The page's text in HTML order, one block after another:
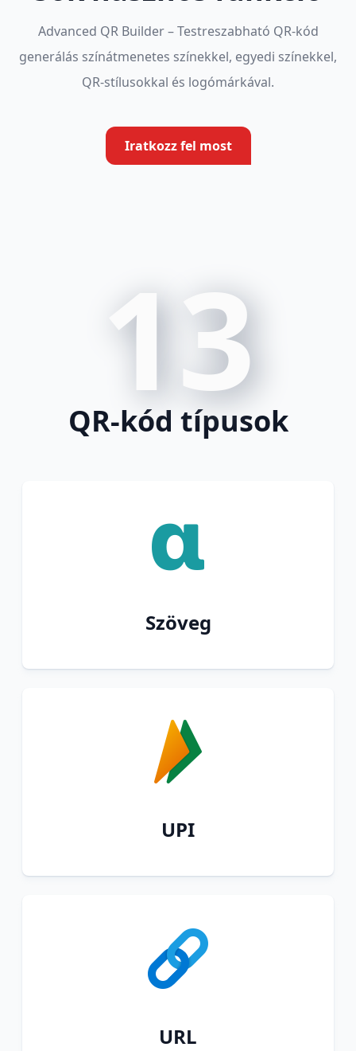
Advanced QR Builder – Testreszabható QR-kód
generálás színátmenetes színekkel, egyedi színekkel,
QR-stílusokkal és logómárkával.
Iratkozz fel most
13
QR-kód típusok
Szöveg
UPI
URL